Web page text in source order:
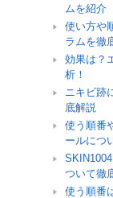
ムを紹介
使い方や
ラムを徹
効果は？
析！
ニキビ跡
底解説
使う順番
ールにつ
ついて徹
使う順番